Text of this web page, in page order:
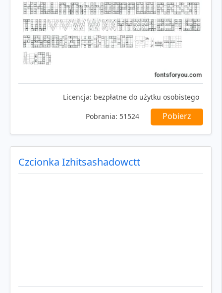
Licencja: bezpłatne do użytku osobistego
Pobrania: 51524 Pobierz
Czcionka Izhitsashadowctt